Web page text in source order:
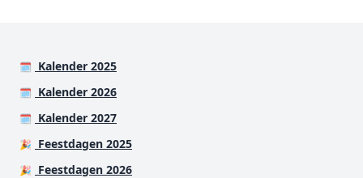
🗓️ Kalender 2025
🗓️ Kalender 2026
🗓️ Kalender 2027
🎉 Feestdagen 2025
🎉 Feestdagen 2026